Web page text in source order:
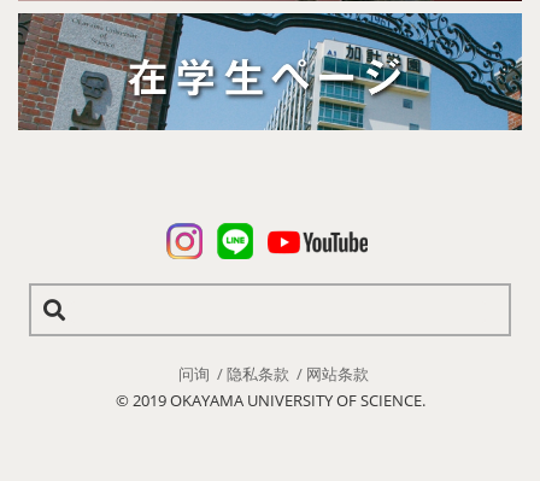
问询 隐私条款
网站条款
© 2019 OKAYAMA UNIVERSITY OF SCIENCE.